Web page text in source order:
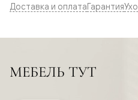
Доставка и оплатаГарантия
МЕБЕЛЬ ТУТ